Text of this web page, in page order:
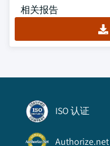
相关报告
ISO 认证
Authorize.net